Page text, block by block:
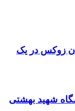
زوکس در یک
شهید بهشتی